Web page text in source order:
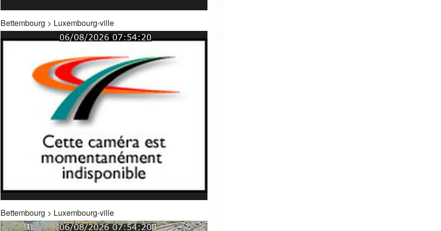
Bettembourg > Luxembourg-ville
Bettembourg > Luxembourg-ville